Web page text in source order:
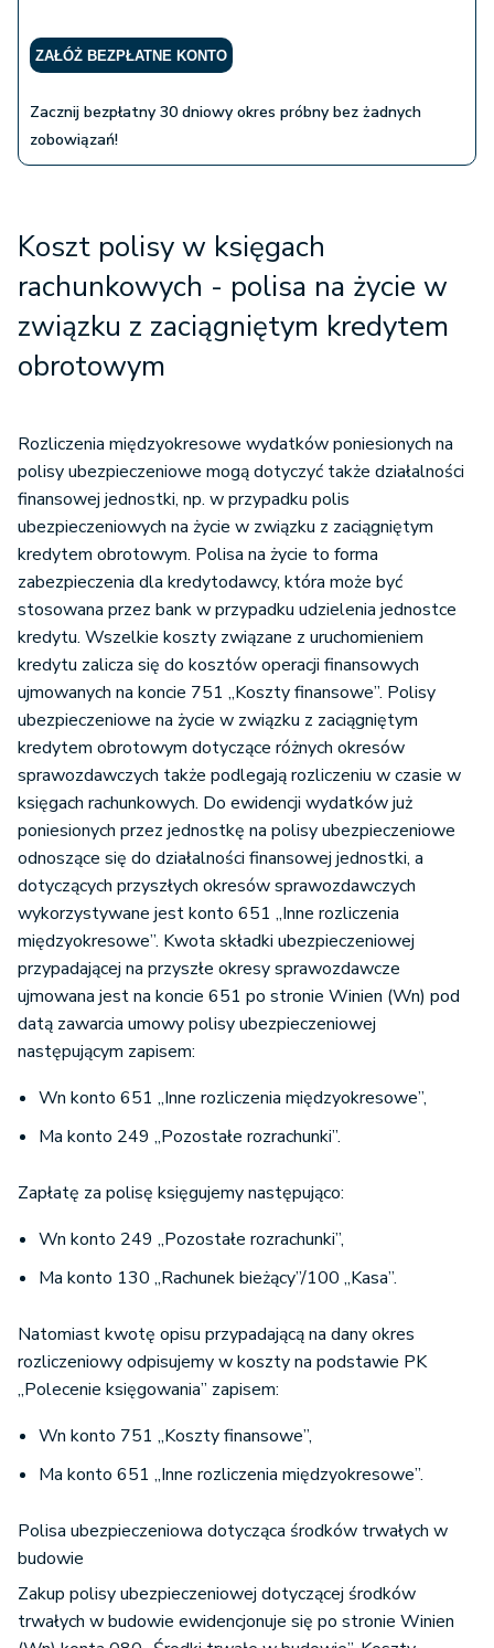
ZAŁÓŻ BEZPŁATNE KONTO
Zacznij bezpłatny 30 dniowy okres próbny bez żadnych
zobowiązań!
Koszt polisy w księgach
rachunkowych - polisa na życie w
związku z zaciągniętym kredytem
obrotowym
Rozliczenia międzyokresowe wydatków poniesionych na
polisy ubezpieczeniowe mogą dotyczyć także działalności
finansowej jednostki, np. w przypadku polis
ubezpieczeniowych na życie w związku z zaciągniętym
kredytem obrotowym. Polisa na życie to forma
zabezpieczenia dla kredytodawcy, która może być
stosowana przez bank w przypadku udzielenia jednostce
kredytu. Wszelkie koszty związane z uruchomieniem
kredytu zalicza się do kosztów operacji finansowych
ujmowanych na koncie 751 „Koszty finansowe”. Polisy
ubezpieczeniowe na życie w związku z zaciągniętym
kredytem obrotowym dotyczące różnych okresów
sprawozdawczych także podlegają rozliczeniu w czasie w
księgach rachunkowych. Do ewidencji wydatków już
poniesionych przez jednostkę na polisy ubezpieczeniowe
odnoszące się do działalności finansowej jednostki, a
dotyczących przyszłych okresów sprawozdawczych
wykorzystywane jest konto 651 „Inne rozliczenia
międzyokresowe”. Kwota składki ubezpieczeniowej
przypadającej na przyszłe okresy sprawozdawcze
ujmowana jest na koncie 651 po stronie Winien (Wn) pod
datą zawarcia umowy polisy ubezpieczeniowej
następującym zapisem:
Wn konto 651 „Inne rozliczenia międzyokresowe”,
Ma konto 249 „Pozostałe rozrachunki”.
Zapłatę za polisę księgujemy następująco:
Wn konto 249 „Pozostałe rozrachunki”,
Ma konto 130 „Rachunek bieżący”/100 „Kasa”.
Natomiast kwotę opisu przypadającą na dany okres
rozliczeniowy odpisujemy w koszty na podstawie PK
„Polecenie księgowania” zapisem:
Wn konto 751 „Koszty finansowe”,
Ma konto 651 „Inne rozliczenia międzyokresowe”.
Polisa ubezpieczeniowa dotycząca środków trwałych w
budowie
Zakup polisy ubezpieczeniowej dotyczącej środków
trwałych w budowie ewidencjonuje się po stronie Winien